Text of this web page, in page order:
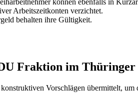
können ebenfalls in
Arbeitszeitkonten verzichtet.
behalten ihre Gültigkeit.
Fraktion im
Vorschlägen übermittelt,